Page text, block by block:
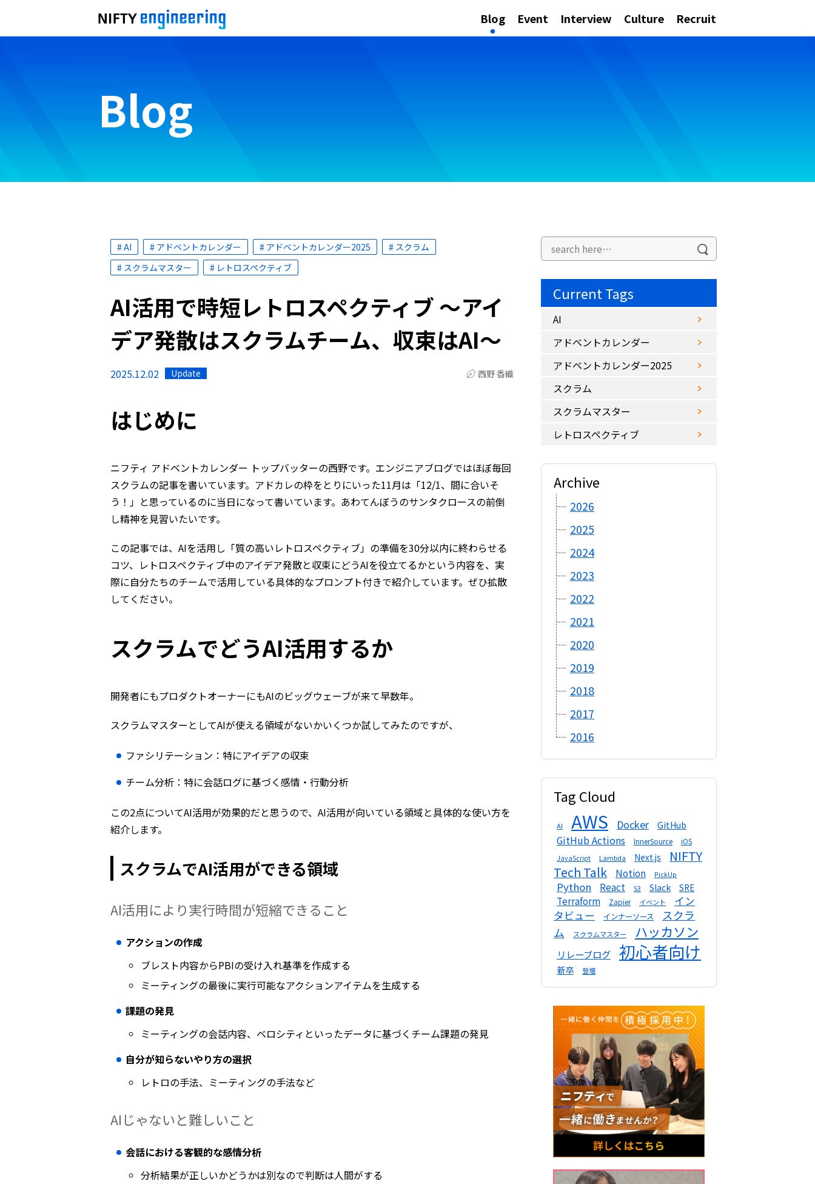
Blog Event Interview Culture Recruit
Blog
# AI # アドベントカレンダー # アドベントカレンダー2025
# スクラム
# スクラムマスター
# レトロスペクティブ
AI活用で時短レトロスペクティブ 〜アイ
デア発散はスクラムチーム、収束はAI〜
2025.12.02 Update 西野 香織
はじめに
ニフティ アドベントカレンダー トップバッターの西野です。エンジニアブログではほぼ毎回
スクラムの記事を書いています。アドカレの枠をとりにいった11月は「12/1、間に合いそ
う！」と思っているのに当日になって書いています。あわてんぼうのサンタクロースの前倒
し精神を見習いたいです。
この記事では、AIを活用し「質の高いレトロスペクティブ」の準備を30分以内に終わらせる
コツ、レトロスペクティブ中のアイデア発散と収束にどうAIを役立てるかという内容を、実
際に自分たちのチームで活用している具体的なプロンプト付きで紹介しています。ぜひ拡散
してください。
スクラムでどうAI活用するか
開発者にもプロダクトオーナーにもAIのビッグウェーブが来て早数年。
スクラムマスターとしてAIが使える領域がないかいくつか試してみたのですが、
ファシリテーション：特にアイデアの収束
チーム分析：特に会話ログに基づく感情・行動分析
この2点についてAI活用が効果的だと思うので、AI活用が向いている領域と具体的な使い方を
紹介します。
スクラムでAI活用ができる領域
AI活用により実行時間が短縮できること
アクションの作成
ブレスト内容からPBIの受け入れ基準を作成する
ミーティングの最後に実行可能なアクションアイテムを生成する
課題の発見
ミーティングの会話内容、ベロシティといったデータに基づくチーム課題の発見
自分が知らないやり方の選択
レトロの手法、ミーティングの手法など
AIじゃないと難しいこと
会話における客観的な感情分析
分析結果が正しいかどうかは別なので判断は人間がする
Current Tags
AI
アドベントカレンダー
アドベントカレンダー2025
スクラム
スクラムマスター
レトロスペクティブ
Archive
2026
2025
2024
2023
2022
2021
2020
2019
2018
2017
2016
Tag Cloud
AI AWS Docker GitHub
GitHub Actions InnerSource iOS
JavaScript Lambda Next.js
NIFTY
Tech Talk
Notion PickUp
Python React S3 Slack SRE
Terraform Zapier イベント
イン
タビュー
インナーソース
スクラ
ム
スクラムマスター ハッカソン
リレーブログ 初心者向け
新卒 登壇